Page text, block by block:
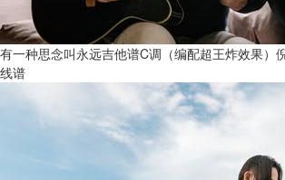
有一种思念叫永远吉他谱C调（编配超王炸效果）
线谱